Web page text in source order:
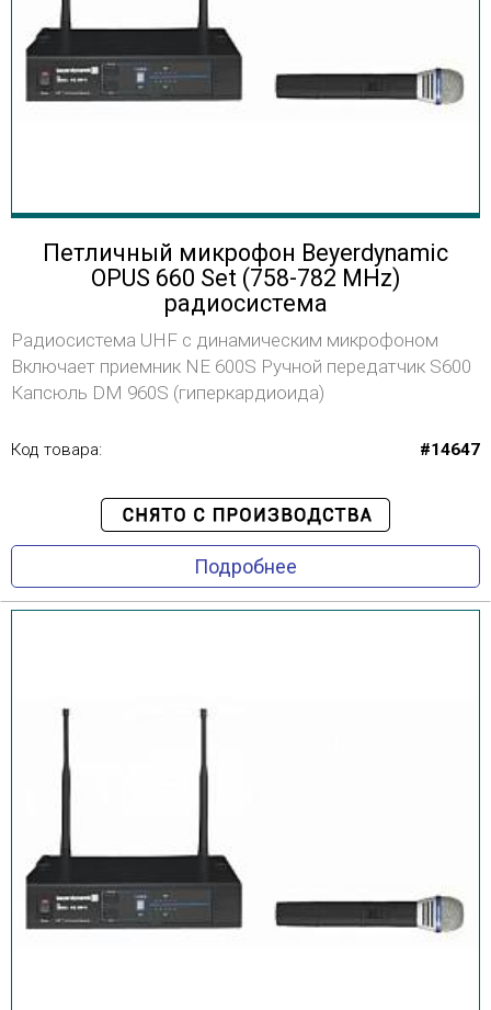
Петличный микрофон Beyerdynamic
OPUS 660 Set (758-782 MHz)
радиосистема
Радиосистема UHF с динамическим микрофоном
Включает приемник NE 600S Ручной передатчик S600
Капсюль DM 960S (гиперкардиоида)
Код товара: #14647
Подробнее